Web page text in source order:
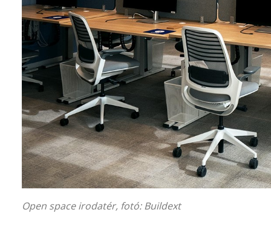
Open space irodatér, fotó: Buildext